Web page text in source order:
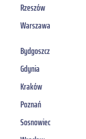
Rzeszów
Warszawa
Bydgoszcz
Gdynia
Kraków
Poznań
Sosnowiec